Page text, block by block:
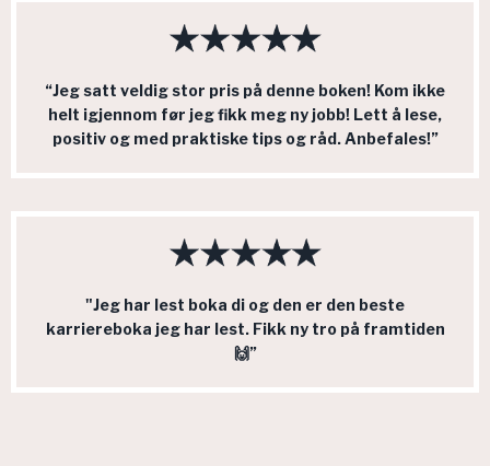
“Jeg satt veldig stor pris på denne boken! Kom ikke
helt igjennom før jeg fikk meg ny jobb! Lett å lese,
positiv og med praktiske tips og råd. Anbefales!”
"Jeg har lest boka di og den er den beste
karriereboka jeg har lest. Fikk ny tro på framtiden
🙌”